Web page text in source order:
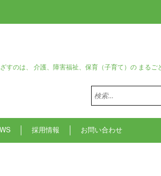
のは、 介護、障害福祉、保育（子育て）の まるご
検
索:
採用情報 お問い合わせ